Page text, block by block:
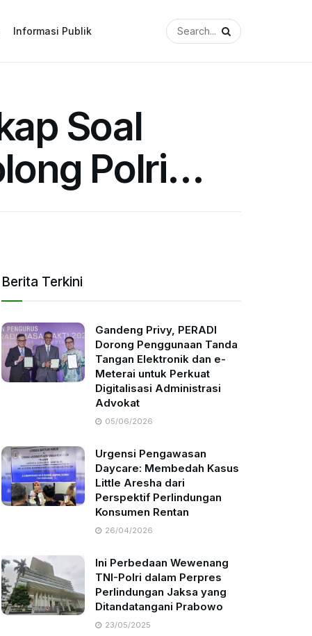
Informasi Publik
Soal
Polri…
Berita Terkini
Gandeng Privy, PERADI
Dorong Penggunaan Tanda
Tangan Elektronik dan e-
Meterai untuk Perkuat
Digitalisasi Administrasi
Advokat
05/06/2026
Urgensi Pengawasan
Daycare: Membedah Kasus
Little Aresha dari
Perspektif Perlindungan
Konsumen Rentan
26/04/2026
Ini Perbedaan Wewenang
TNI-Polri dalam Perpres
Perlindungan Jaksa yang
Ditandatangani Prabowo
23/05/2025